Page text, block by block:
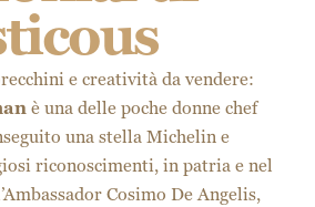
e creatività da vendere:
è una delle poche donne chef
una stella Michelin e
riconoscimenti, in patria e nel
Cosimo De Angelis,